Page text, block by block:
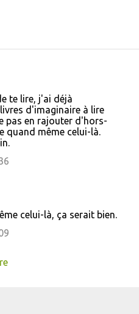
te lire, j'ai déjà
d'imaginaire à lire
pas en rajouter d'hors-
quand même celui-là.
celui-là, ça serait bien.